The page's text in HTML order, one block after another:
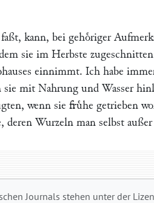
kann, bei gehoͤriger
sie im Herbste
einnimmt. Ich habe
sie mit Nahrung und Wasser
wenn sie fruͤhe getrieben
deren Wurzeln man selbst
Journals stehen unter der